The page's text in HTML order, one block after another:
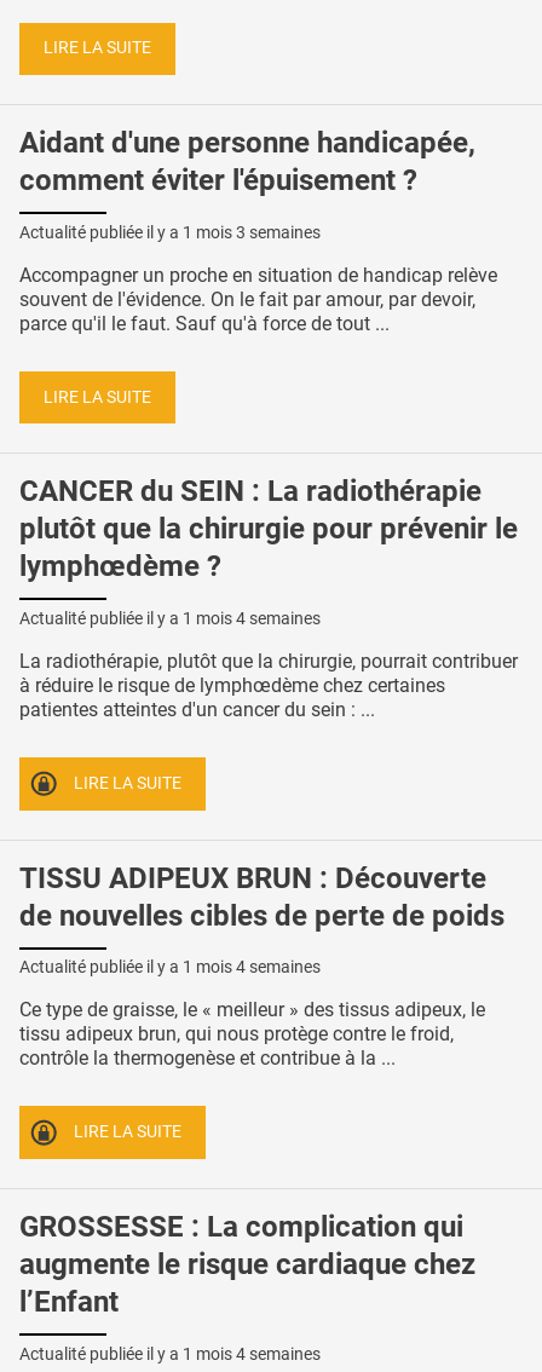
LIRE LA SUITE
Aidant d'une personne handicapée,
comment éviter l'épuisement ?
Actualité publiée il y a 1 mois 3 semaines
Accompagner un proche en situation de handicap relève
souvent de l'évidence. On le fait par amour, par devoir,
parce qu'il le faut. Sauf qu'à force de tout ...
LIRE LA SUITE
CANCER du SEIN : La radiothérapie
plutôt que la chirurgie pour prévenir le
lymphœdème ?
Actualité publiée il y a 1 mois 4 semaines
La radiothérapie, plutôt que la chirurgie, pourrait contribuer
à réduire le risque de lymphœdème chez certaines
patientes atteintes d'un cancer du sein : ...
LIRE LA SUITE
TISSU ADIPEUX BRUN : Découverte
de nouvelles cibles de perte de poids
Actualité publiée il y a 1 mois 4 semaines
Ce type de graisse, le « meilleur » des tissus adipeux, le
tissu adipeux brun, qui nous protège contre le froid,
contrôle la thermogenèse et contribue à la ...
LIRE LA SUITE
GROSSESSE : La complication qui
augmente le risque cardiaque chez
l’Enfant
Actualité publiée il y a 1 mois 4 semaines